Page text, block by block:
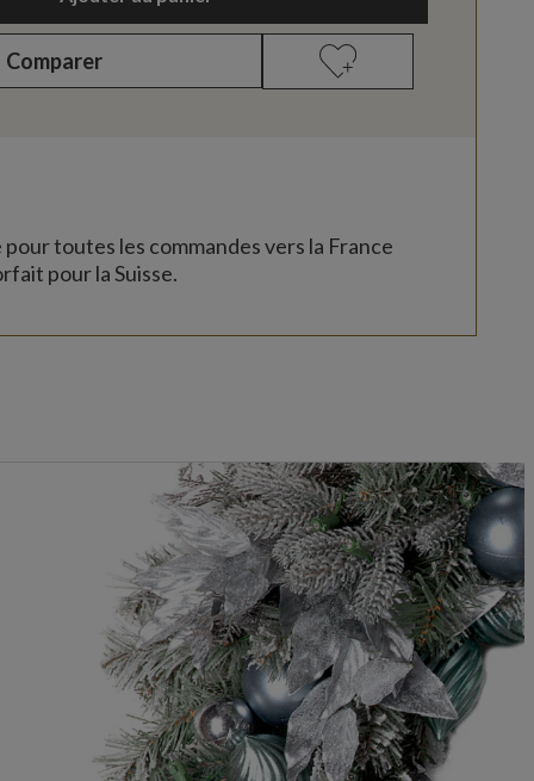
Comparer
toutes les commandes vers la France
pour la Suisse.